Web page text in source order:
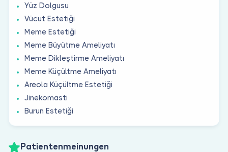
Yüz Dolgusu
Vücut Estetiği
Meme Estetiği
Meme Büyütme Ameliyatı
Meme Dikleştirme Ameliyatı
Meme Küçültme Ameliyatı
Areola Küçültme Estetiği
Jinekomasti
Burun Estetiği
Patientenmeinungen